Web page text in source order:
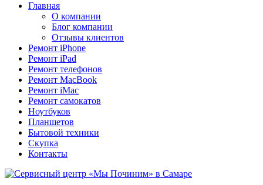
Главная
О компании
Блог компании
Отзывы клиентов
Ремонт iPhone
Ремонт iPad
Ремонт телефонов
Ремонт MacBook
Ремонт iMac
Ремонт самокатов
Ноутбуков
Планшетов
Бытовой техники
Скупка
Контакты